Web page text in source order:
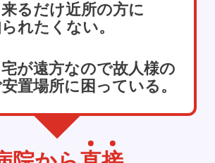
るだけ近所の方に
れたくない。
宅が遠方なので故人様の
置場所に困っている。